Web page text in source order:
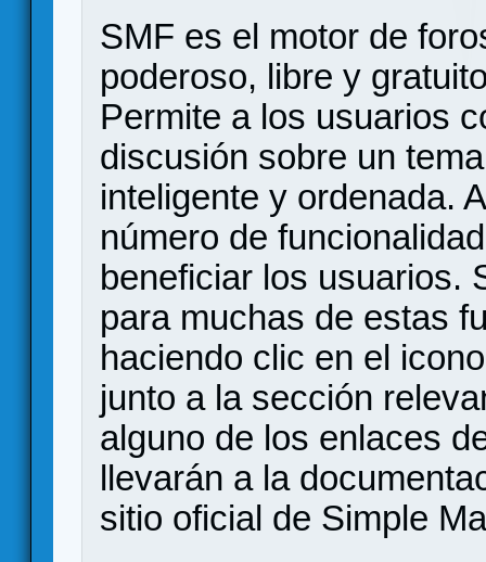
SMF es el motor de
poderoso, libre y
Permite a los usuarios
discusión sobre un
inteligente y ordenada.
número de
beneficiar los usuarios.
para muchas de estas
haciendo clic en el
junto a la sección
alguno de los enlaces
llevarán a la
sitio oficial de Simple